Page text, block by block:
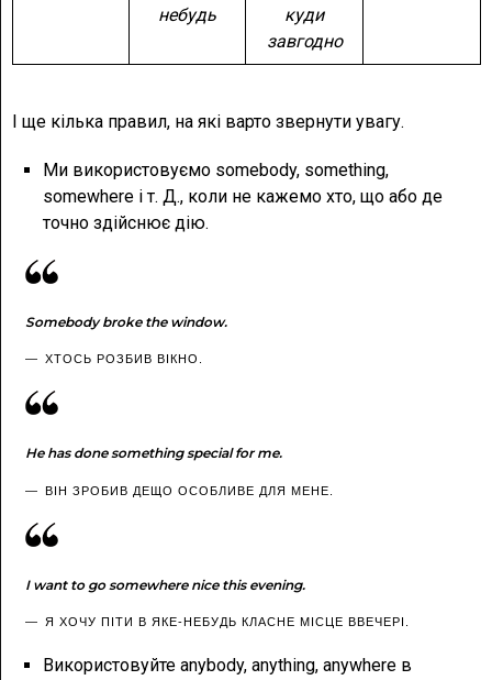
небудь
куди
завгодно
І ще кілька правил, на які варто звернути увагу.
Ми використовуємо somebody, something,
somewhere і т. Д., коли не кажемо хто, що або де
точно здійснює дію.
Somebody broke the window.
ХТОСЬ РОЗБИВ ВІКНО.
He has done something special for me.
ВІН ЗРОБИВ ДЕЩО ОСОБЛИВЕ ДЛЯ МЕНЕ.
I want to go somewhere nice this evening.
Я ХОЧУ ПІТИ В ЯКЕ-НЕБУДЬ КЛАСНЕ МІСЦЕ ВВЕЧЕРІ.
Використовуйте anybody, anything, anywhere в